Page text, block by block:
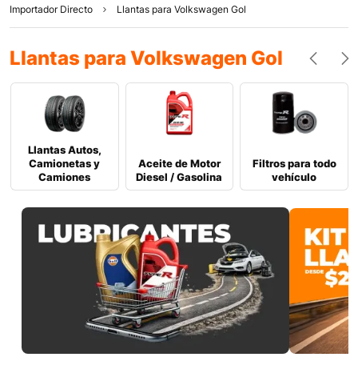
Importador Directo
Llantas para Volkswagen Gol
Llantas para Volkswagen Gol
Llantas Autos,
Camionetas y
Camiones
Aceite de Motor
Diesel / Gasolina
Filtros para todo
vehículo